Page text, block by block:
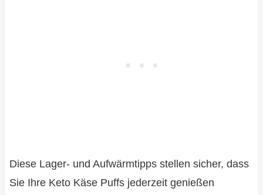
Diese Lager- und Aufwärmtipps stellen sicher, dass
Sie Ihre Keto Käse Puffs jederzeit genießen